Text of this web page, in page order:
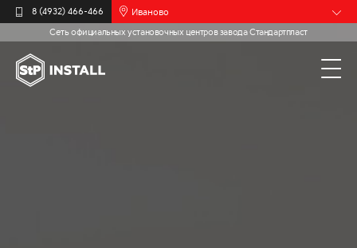
8 (4932) 466-466 Иваново
Барнаул
Сеть официальных установочных центров завода Стандартпласт